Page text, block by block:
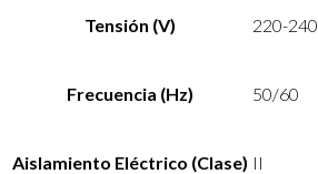
Tensión (V) 220-240
Frecuencia (Hz) 50/60
Aislamiento Eléctrico (Clase) II